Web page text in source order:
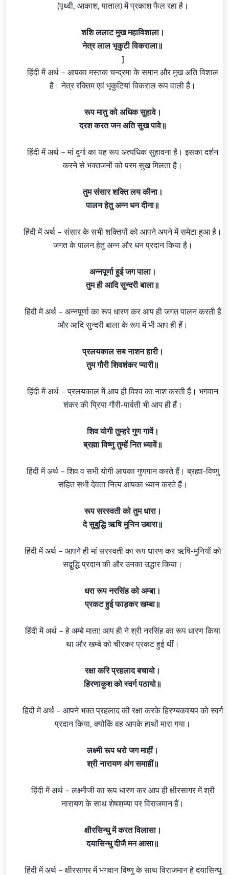
(पृथ्वी, आकाश, पाताल) में प्रकाश फैल रहा है।
शशि ललाट मुख महाविशाला।
नेत्र लाल भृकुटी विकराला॥
]
हिंदी में अर्थ – आपका मस्तक चन्द्रमा के समान और मुख अति विशाल
है। नेत्र रक्तिम एवं भृकुटियां विकराल रूप वाली हैं।
रूप मातु को अधिक सुहावे।
दरश करत जन अति सुख पावे॥
हिंदी में अर्थ – मां दुर्गा का यह रूप अत्यधिक सुहावना है। इसका दर्शन
करने से भक्तजनों को परम सुख मिलता है।
तुम संसार शक्ति लय कीना।
पालन हेतु अन्न धन दीना॥
हिंदी में अर्थ – संसार के सभी शक्तियों को आपने अपने में समेटा हुआ है।
जगत के पालन हेतु अन्न और धन प्रदान किया है।
अन्नपूर्णा हुई जग पाला।
तुम ही आदि सुन्दरी बाला॥
हिंदी में अर्थ – अन्नपूर्णा का रूप धारण कर आप ही जगत पालन करती हैं
और आदि सुन्दरी बाला के रूप में भी आप ही हैं।
प्रलयकाल सब नाशन हारी।
तुम गौरी शिवशंकर प्यारी॥
हिंदी में अर्थ – प्रलयकाल में आप ही विश्व का नाश करती हैं। भगवान
शंकर की प्रिया गौरी-पार्वती भी आप ही हैं।
शिव योगी तुम्हरे गुण गावें।
ब्रह्मा विष्णु तुम्हें नित ध्यावें॥
हिंदी में अर्थ – शिव व सभी योगी आपका गुणगान करते हैं। ब्रह्मा-विष्णु
सहित सभी देवता नित्य आपका ध्यान करते हैं।
रूप सरस्वती को तुम धारा।
दे सुबुद्धि ऋषि मुनिन उबारा॥
हिंदी में अर्थ – आपने ही मां सरस्वती का रूप धारण कर ऋषि-मुनियों को
सद्बुद्धि प्रदान की और उनका उद्धार किया।
धरा रूप नरसिंह को अम्बा।
प्रकट हुई फाड़कर खम्बा॥
हिंदी में अर्थ – हे अम्बे माता! आप ही ने श्री नरसिंह का रूप धारण किया
था और खम्बे को चीरकर प्रकट हुई थीं।
रक्षा करिप्रहलादबचायो।
हिरणाकुश को स्वर्ग पठायो॥
हिंदी में अर्थ – आपने भक्त प्रहलाद की रक्षा करके हिरण्यकश्यप को स्वर्ग
प्रदान किया, क्योकिं वह आपके हाथों मारा गया।
लक्ष्मी रूप धरो जग माहीं।
श्री नारायण अंग समाहीं॥
हिंदी में अर्थ – लक्ष्मीजी का रूप धारण कर आप ही क्षीरसागर में श्री
नारायण के साथ शेषशय्या पर विराजमान हैं।
क्षीरसिन्धु में करत विलासा।
दयासिन्धु दीजै मन आसा॥
हिंदी में अर्थ – क्षीरसागर मेंभगवान विष्णुके साथ विराजमान हे दयासिन्धु